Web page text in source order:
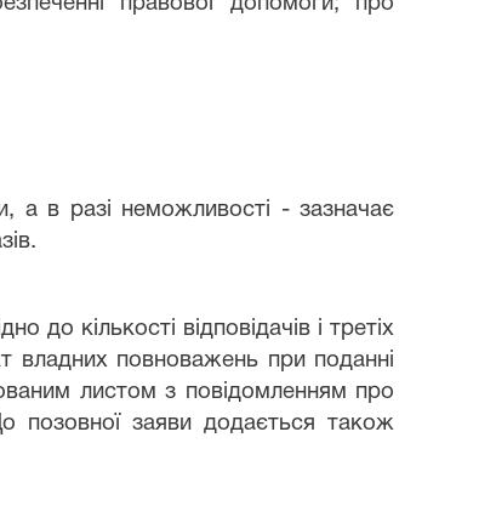
а в разі неможливості - зазначає
до кількості відповідачів і третіх
владних повноважень при поданні
листом з повідомленням про
позовної заяви додається також